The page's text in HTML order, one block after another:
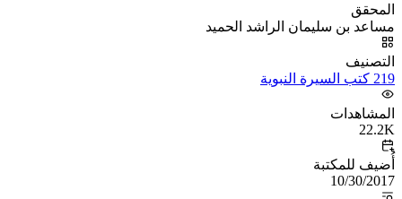
المحقق
مساعد بن سليمان الراشد الحميد
التصنيف
219 كتب السيرة النبوية
المشاهدات
22.2K
أُضيف للمكتبة
10/30/2017